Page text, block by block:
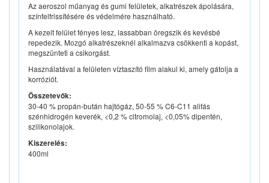
Az aeroszol műanyag és gumi felületek, alkatrészek ápolására,
színfelfrissítésére és védelmére használható.
A kezelt felület fényes lesz, lassabban öregszik és kevésbé
repedezik. Mozgó alkatrészeknél alkalmazva csökkenti a kopást,
megszünteti a csikorgást.
Használatával a felületen víztaszító film alakul ki, amely gátolja a
korróziót.
Összetevők:
30-40 % propán-bután hajtógáz, 50-55 % C6-C11 alifás
szénhidrogén keverék, <0,2 % citromolaj, <0,05% dipentén,
szilikonolajok.
Kiszerelés:
400ml